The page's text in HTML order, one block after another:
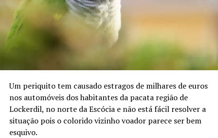
Um periquito tem causado estragos de milhares de euros
nos automóveis dos habitantes da pacata região de
Lockerdil, no norte da Escócia e não está fácil resolver a
situação pois o colorido vizinho voador parece ser bem
esquivo.